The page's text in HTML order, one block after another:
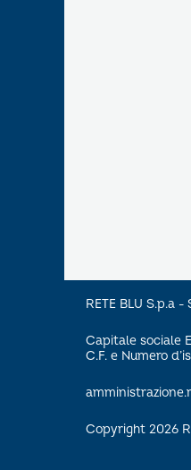
RETE BLU S.p.a
Capitale sociale
C.F. e Numero
Copyright 2026